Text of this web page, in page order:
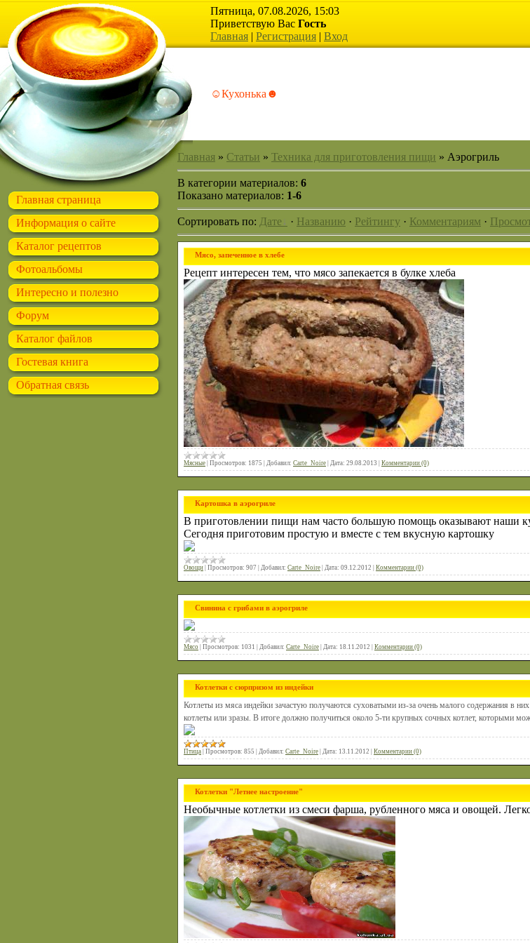
Пятница, 07.08.2026, 15:03
Приветствую Вас Гость
Главная | Регистрация | Вход
☺Кухонька☻
Главная страница
Информация о сайте
Каталог рецептов
Фотоальбомы
Интересно и полезно
Форум
Каталог файлов
Гостевая книга
Обратная связь
Главная » Статьи » Техника для приготовления пищи » Аэрогриль
В категории материалов: 6
Показано материалов: 1-6
Сортировать по: Дате · Названию · Рейтингу · Комментариям ·
Мясо, запеченное в хлебе
Рецепт интересен тем, что мясо запекается в булке хлеба
Мясные Просмотров: 1875 Добавил: Carte_Noire Дата: 29.08.2013 Комментарии (0)
Картошка в аэрогриле
В приготовлении пищи нам часто большую помощь оказывают наши
Сегодня приготовим простую и вместе с тем вкусную картошку
Овощи Просмотров: 907 Добавил: Carte_Noire Дата: 09.12.2012 Комментарии (0)
Свинина с грибами в аэрогриле
Мясо Просмотров: 1031 Добавил: Carte_Noire Дата: 18.11.2012 Комментарии (0)
Котлетки с сюрпризом из индейки
Котлеты из мяса индейки зачастую получаются суховатыми из-за очень малого содержания в
котлеты или зразы. В итоге должно получиться около 5-ти крупных сочных котлет, которыми
Птица Просмотров: 855 Добавил: Carte_Noire Дата: 13.11.2012 Комментарии (0)
Котлетки "Летнее настроение"
Необычные котлетки из смеси фарша, рубленного мяса и овощей.